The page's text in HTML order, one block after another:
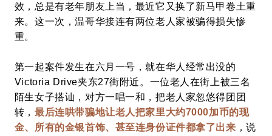
效，总是有老年朋友上当， 最近它又换了新马甲卷土重
来。这一次，温哥华接连有两位老人家被骗得损失惨
重。
第一起案件发生在六月一号，就在华人经常出没的
Victoria Drive夹东27街附近。一位老人在街上被三名
陌生女子搭讪，对方一唱一和，把老人家忽悠得团团
转，最后连哄带骗地让老人把家里大约7000加币的现
金、所有的金银首饰、甚至连身份证件都拿了出来 ，说